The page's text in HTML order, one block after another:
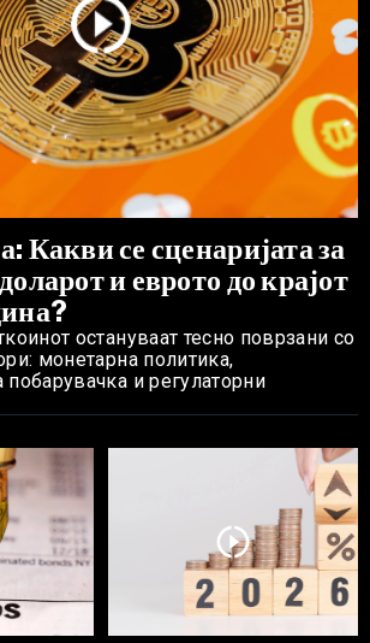
Какви се сценаријата за
и еврото до крајот
остануваат тесно поврзани со
монетарна политика,
побарувачка и регулаторни